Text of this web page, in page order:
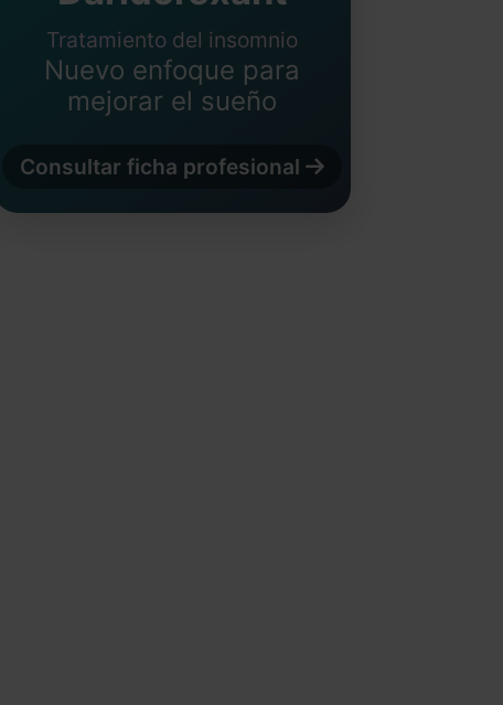
Tratamiento del insomnio
Nuevo enfoque para
mejorar el sueño
Consultar ficha profesional